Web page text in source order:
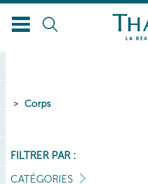
Corps
FILTRER PAR :
CATÉGORIES